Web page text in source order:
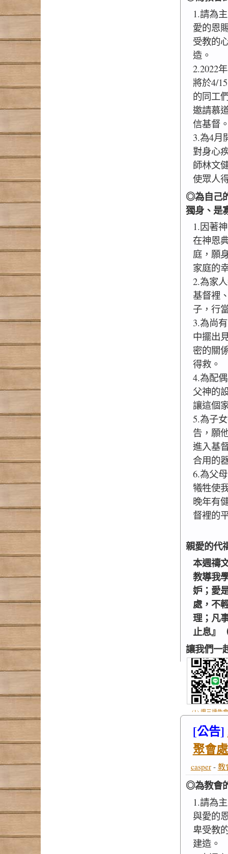
1.請為
愛的恩
受教的
造。
2.2022
將於4/
的同工
邀請慕
信基督
3.為4月
對身心
師林文
使眾人
◎為自己
獨身、是
1.因著
在神恩
庭，願
家庭的
2.為家
基督裡
子，行
3.為尚
中擺出
密的關
得救。
4.為配
父神的
讓這個
5.為子
告，願
進入基
合用的
6.為父
犧牲使
晚年有
督裡的
親愛的代
本週禱
教導我
妒；愛
處，不
理；凡
止息』
讓我們一
(1) 週三禱告
.jpg
[公告]
聚會
casper- 教
◎為教會
1.請為
與愛的
卑受教
建造。